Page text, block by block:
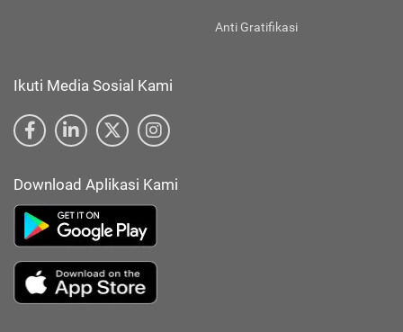
Anti Gratifikasi
Ikuti Media Sosial Kami
Download Aplikasi Kami